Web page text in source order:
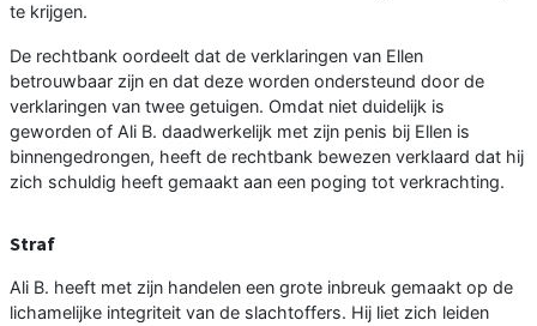
te krijgen.
De rechtbank oordeelt dat de verklaringen van Ellen
betrouwbaar zijn en dat deze worden ondersteund door de
verklaringen van twee getuigen. Omdat niet duidelijk is
geworden of Ali B. daadwerkelijk met zijn penis bij Ellen is
binnengedrongen, heeft de rechtbank bewezen verklaard dat hij
zich schuldig heeft gemaakt aan een poging tot verkrachting.
Straf
Ali B. heeft met zijn handelen een grote inbreuk gemaakt op de
lichamelijke integriteit van de slachtoffers. Hij liet zich leiden